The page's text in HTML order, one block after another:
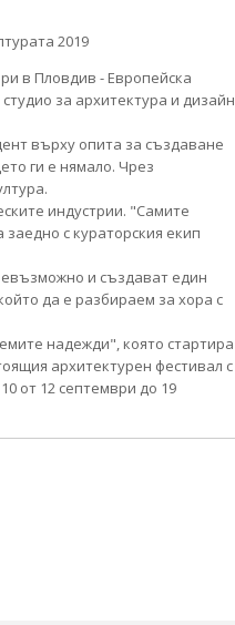
в Пловдив - Европейска
за архитектура и дизайн
върху опита за създаване
ги е нямало. Чрез
индустрии. "Самите
с кураторския екип
и създават един
да е разбираем за хора с
надежди", която стартира
архитектурен фестивал с
от 12 септември до 19